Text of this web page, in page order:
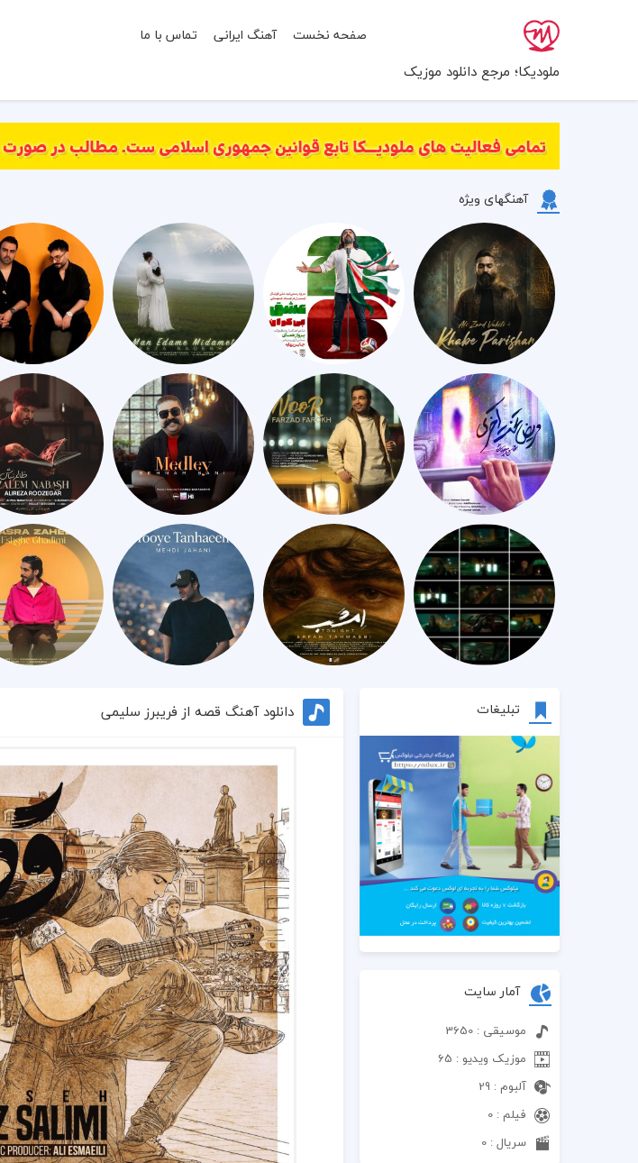
ملودیکا؛ مرجع دانلود موزیک
صفحه نخست آهنگ ایرانی تماس با ما
آهنگهای ویژه
تبلیغات
آمار سایت
موسیقی : 3650
موزیک ویدیو : 65
آلبوم : 29
فیلم : 0
سریال : 0
دانلود آهنگ قصه از فريبرز سليمى